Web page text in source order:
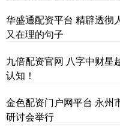
华盛通配资平台 精辟透彻
又在理的句子
九倍配资官网 八字中财星
认知！
金色配资门户网平台 永州
研讨会举行